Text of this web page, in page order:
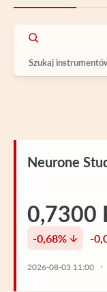
Neurone
0,7300
-0,68% -
2026-08-03 11:00